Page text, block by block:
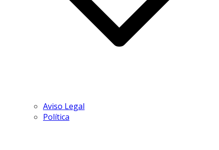
Aviso Legal
Política